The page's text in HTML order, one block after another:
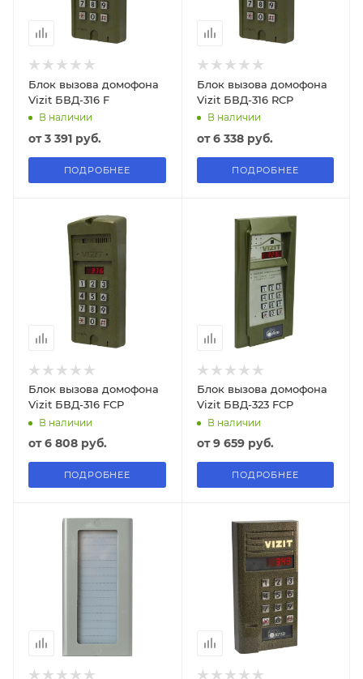
Блок вызова домофона
Vizit БВД-316 F
В наличии
от3 391 руб.
ПОДРОБНЕЕ
Блок вызова домофона
Vizit БВД-316 RCP
В наличии
от6 338 руб.
ПОДРОБНЕЕ
Блок вызова домофона
Vizit БВД-316 FCP
В наличии
от6 808 руб.
ПОДРОБНЕЕ
Блок вызова домофона
Vizit БВД-323 FCP
В наличии
от9 659 руб.
ПОДРОБНЕЕ